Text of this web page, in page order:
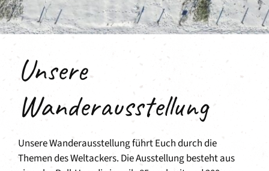
Unsere
Wanderausstellung
Unsere Wanderausstellung führt Euch durch die
Themen des Weltackers. Die Ausstellung besteht aus